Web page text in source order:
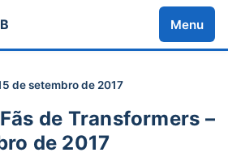
Menu
de setembro de 2017
de Transformers –
de 2017